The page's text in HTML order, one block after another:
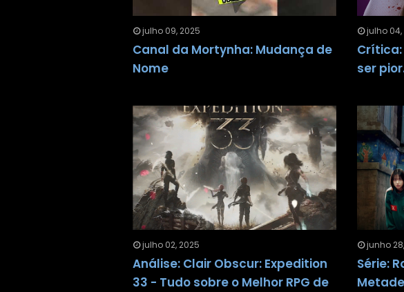
julho 09, 2025
Canal da Mortynha: Mudança de
Nome
julho 04,
ser
julho 02, 2025
Análise: Clair Obscur: Expedition
33 - Tudo sobre o Melhor RPG de
junho
Série: